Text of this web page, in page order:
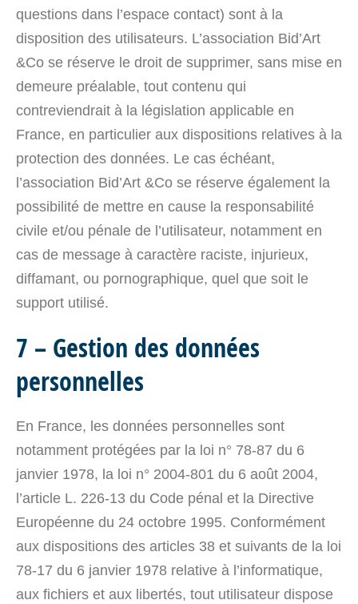
questions dans l’espace contact) sont à la
disposition des utilisateurs. L’association Bid’Art
&Co se réserve le droit de supprimer, sans mise en
demeure préalable, tout contenu qui
contreviendrait à la législation applicable en
France, en particulier aux dispositions relatives à la
protection des données. Le cas échéant,
l’association Bid’Art &Co se réserve également la
possibilité de mettre en cause la responsabilité
civile et/ou pénale de l’utilisateur, notamment en
cas de message à caractère raciste, injurieux,
diffamant, ou pornographique, quel que soit le
support utilisé.
7 – Gestion des données
personnelles
En France, les données personnelles sont
notamment protégées par la loi n° 78-87 du 6
janvier 1978, la loi n° 2004-801 du 6 août 2004,
l’article L. 226-13 du Code pénal et la Directive
Européenne du 24 octobre 1995. Conformément
aux dispositions des articles 38 et suivants de la loi
78-17 du 6 janvier 1978 relative à l’informatique,
aux fichiers et aux libertés, tout utilisateur dispose